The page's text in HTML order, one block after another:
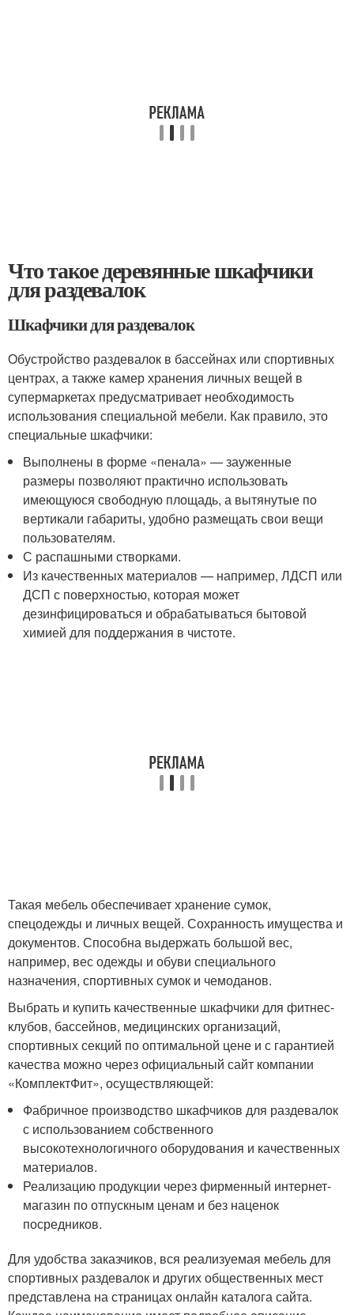
Что такое деревянные шкафчики
для раздевалок
Шкафчики для раздевалок
Обустройство раздевалок в бассейнах или спортивных
центрах, а также камер хранения личных вещей в
супермаркетах предусматривает необходимость
использования специальной мебели. Как правило, это
специальные шкафчики:
Выполнены в форме «пенала» — зауженные
размеры позволяют практично использовать
имеющуюся свободную площадь, а вытянутые по
вертикали габариты, удобно размещать свои вещи
пользователям.
С распашными створками.
Из качественных материалов — например, ЛДСП или
ДСП с поверхностью, которая может
дезинфицироваться и обрабатываться бытовой
химией для поддержания в чистоте.
Такая мебель обеспечивает хранение сумок,
спецодежды и личных вещей. Сохранность имущества и
документов. Способна выдержать большой вес,
например, вес одежды и обуви специального
назначения, спортивных сумок и чемоданов.
Выбрать и купить качественные шкафчики для фитнес-
клубов, бассейнов, медицинских организаций,
спортивных секций по оптимальной цене и с гарантией
качества можно через официальный сайт компании
«КомплектФит», осуществляющей:
Фабричное производство шкафчиков для раздевалок
с использованием собственного
высокотехнологичного оборудования и качественных
материалов.
Реализацию продукции через фирменный интернет-
магазин по отпускным ценам и без наценок
посредников.
Для удобства заказчиков, вся реализуемая мебель для
спортивных раздевалок и других общественных мест
представлена на страницах онлайн каталога сайта.